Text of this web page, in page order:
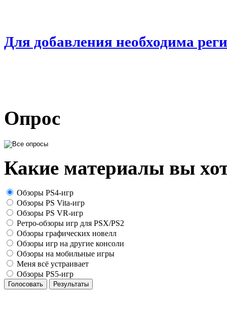
Для добавления необходима
Опрос
Какие материалы вы
Обзоры PS4-игр
Обзоры PS Vita-игр
Обзоры PS VR-игр
Ретро-обзоры игр для PSX/PS2
Обзоры графических новелл
Обзоры игр на другие консоли
Обзоры на мобильные игры
Меня всё устраивает
Обзоры PS5-игр
Голосовать Результаты